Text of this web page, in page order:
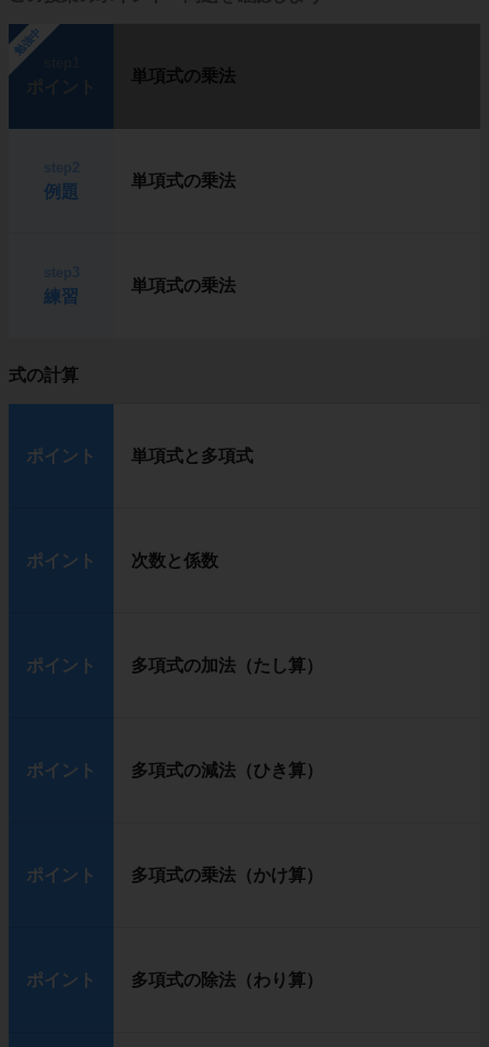
勉強中
単項式の乗法
例題
単項式の乗法
練習
単項式の乗法
式の計算
ポイント 単項式と多項式
ポイント 次数と係数
ポイント 多項式の加法（たし算）
ポイント 多項式の減法（ひき算）
ポイント 多項式の乗法（かけ算）
ポイント 多項式の除法（わり算）